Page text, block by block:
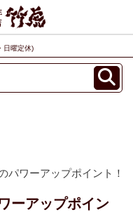
日曜定休)
ワーアップポイント！
ーアップポイン